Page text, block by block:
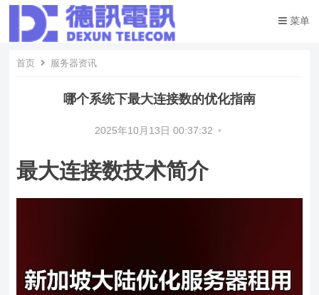
菜单
首页 服务器资讯
哪个系统下最大连接数的优化指南
2025年10月13日 00:37:32 •
最大连接数技术简介